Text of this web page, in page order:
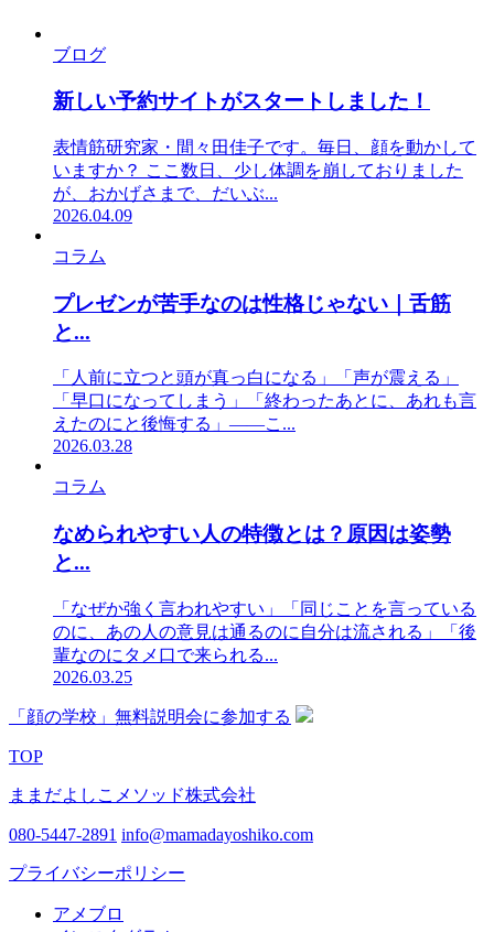
ブログ
新しい予約サイトがスタートしました！
表情筋研究家・間々田佳子です。毎日、顔を動かして
いますか？ ここ数日、少し体調を崩しておりました
が、おかげさまで、だいぶ...
2026.04.09
コラム
プレゼンが苦手なのは性格じゃない｜舌筋
と...
「人前に立つと頭が真っ白になる」「声が震える」
「早口になってしまう」「終わったあとに、あれも言
えたのにと後悔する」——こ...
2026.03.28
コラム
なめられやすい人の特徴とは？原因は姿勢
と...
「なぜか強く言われやすい」「同じことを言っている
のに、あの人の意見は通るのに自分は流される」「後
輩なのにタメ口で来られる...
2026.03.25
「顔の学校」無料説明会に参加する
TOP
ままだよしこメソッド株式会社
080-5447-2891 info@mamadayoshiko.com
プライバシーポリシー
アメブロ